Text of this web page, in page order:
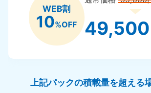
WEB割
10%OFF 49,500
上記パックの積載量を超える